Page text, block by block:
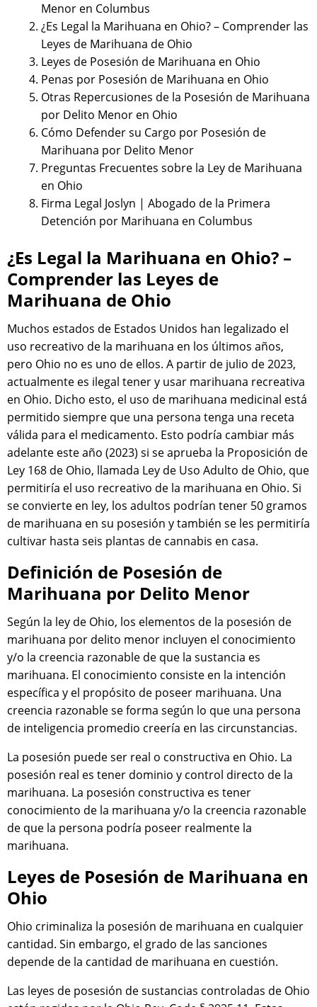
Menor en Columbus
¿Es Legal la Marihuana en Ohio? – Comprender las
Leyes de Marihuana de Ohio
Leyes de Posesión de Marihuana en Ohio
Penas por Posesión de Marihuana en Ohio
Otras Repercusiones de la Posesión de Marihuana
por Delito Menor en Ohio
Cómo Defender su Cargo por Posesión de
Marihuana por Delito Menor
Preguntas Frecuentes sobre la Ley de Marihuana
en Ohio
Firma Legal Joslyn | Abogado de la Primera
Detención por Marihuana en Columbus
¿Es Legal la Marihuana en Ohio? –
Comprender las Leyes de
Marihuana de Ohio
Muchos estados de Estados Unidos han legalizado el
uso recreativo de la marihuana en los últimos años,
pero Ohio no es uno de ellos. A partir de julio de 2023,
actualmente es ilegal tener y usar marihuana recreativa
en Ohio. Dicho esto, el uso de marihuana medicinal está
permitido siempre que una persona tenga una receta
válida para el medicamento. Esto podría cambiar más
adelante este año (2023) si se aprueba la Proposición de
Ley 168 de Ohio, llamada Ley de Uso Adulto de Ohio, que
permitiría el uso recreativo de la marihuana en Ohio. Si
se convierte en ley, los adultos podrían tener 50 gramos
de marihuana en su posesión y también se les permitiría
cultivar hasta seis plantas de cannabis en casa.
Definición de Posesión de
Marihuana por Delito Menor
Según la ley de Ohio, los elementos de la posesión de
marihuana por delito menor incluyen el conocimiento
y/o la creencia razonable de que la sustancia es
marihuana. El conocimiento consiste en la intención
específica y el propósito de poseer marihuana. Una
creencia razonable se forma según lo que una persona
de inteligencia promedio creería en las circunstancias.
La posesión puede ser real o constructiva en Ohio. La
posesión real es tener dominio y control directo de la
marihuana. La posesión constructiva es tener
conocimiento de la marihuana y/o la creencia razonable
de que la persona podría poseer realmente la
marihuana.
Leyes de Posesión de Marihuana en
Ohio
Ohio criminaliza la posesión de marihuana en cualquier
cantidad. Sin embargo, el grado de las sanciones
depende de la cantidad de marihuana en cuestión.
Las leyes de posesión de sustancias controladas de Ohio